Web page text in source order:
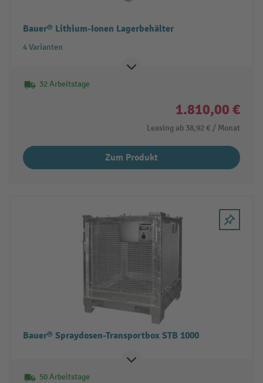
Bauer® Lithium-Ionen Lagerbehälter
4 Varianten
32 Arbeitstage
1.810,00 €
Leasing ab 38,92 € / Monat
Zum Produkt
Bauer® Spraydosen-Transportbox STB 1000
50 Arbeitstage